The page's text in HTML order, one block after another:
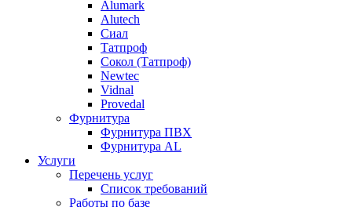
Alumark
Alutech
Сиал
Tатпроф
Сокол (Татпроф)
Newtec
Vidnal
Provedal
Фурнитура
Фурнитура ПВХ
Фурнитура AL
Услуги
Перечень услуг
Список требований
Работы по базе